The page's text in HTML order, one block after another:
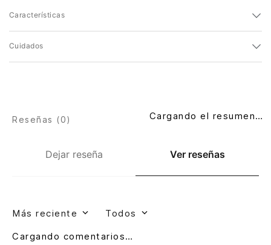
Características
Cuidados
Dejar reseña Ver reseñas
Reseñas (0) Cargando el resumen…
Más reciente Todos
Cargando comentarios…